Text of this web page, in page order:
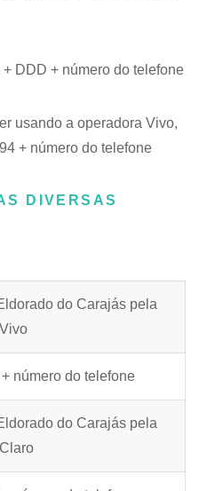
DDD + número do telefone
usando a operadora Vivo,
+ número do telefone
DIVERSAS
do Carajás pela
número do telefone
do Carajás pela